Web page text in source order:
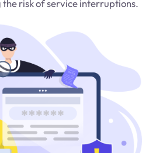
risk of service interruptions.